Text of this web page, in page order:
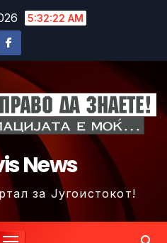
5:32:25 AM
News
за Југоистокот!